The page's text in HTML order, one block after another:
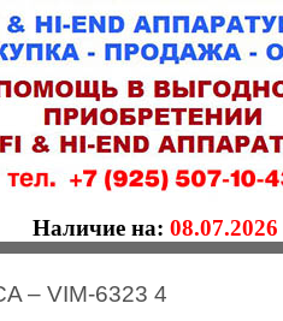
Наличие на: 08.07.2026
– VIM-6323 4